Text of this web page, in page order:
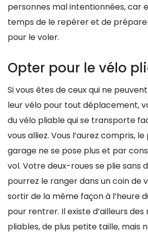
personnes mal intentionnées, car
temps de le repérer et de
pour le voler.
Opter pour le vélo
Si vous êtes de ceux qui ne
leur vélo pour tout déplacement,
du vélo pliable qui se transporte
vous alliez. Vous l’aurez compris,
garage ne se pose plus et par
vol. Votre deux-roues se plie sans
pourrez le ranger dans un coin de
sortir de la même façon à l’heure
pour rentrer. Il existe d’ailleurs des
pliables, de plus petite taille, mais